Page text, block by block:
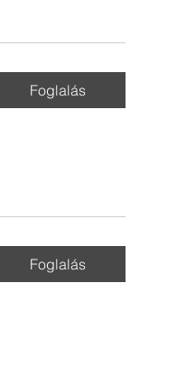
Foglalás
Foglalás